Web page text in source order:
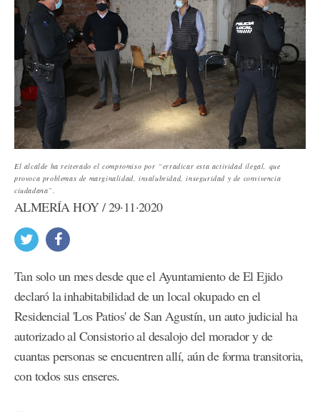
El alcalde ha reiterado el compromiso por “erradicar esta actividad ilegal, que
provoca problemas de marginalidad, insalubridad, inseguridad y de convivencia
ciudadana”.
ALMERÍA HOY / 29·11·2020
Tan solo un mes desde que el Ayuntamiento de El Ejido
declaró la inhabitabilidad de un local okupado en el
Residencial 'Los Patios' de San Agustín, un auto judicial ha
autorizado al Consistorio al desalojo del morador y de
cuantas personas se encuentren allí, aún de forma transitoria,
con todos sus enseres.